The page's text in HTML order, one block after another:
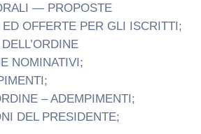
— PROPOSTE
OFFERTE PER GLI ISCRITTI;
NOMINATIVI;
– ADEMPIMENTI;
DEL PRESIDENTE;